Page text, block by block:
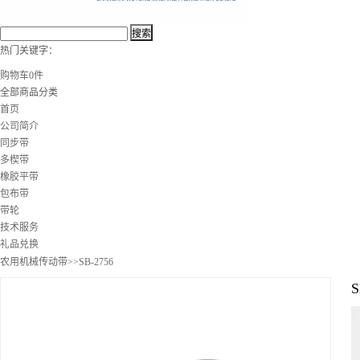
热门关键字：
购物车0件
全部商品分类
首页
公司简介
同步带
多楔带
橡胶平带
包布带
带轮
技术服务
礼品兑换
农用机械传动带>>SB-2756